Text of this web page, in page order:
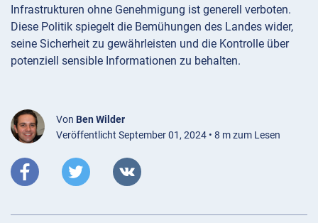
Infrastrukturen ohne Genehmigung ist generell verboten.
Diese Politik spiegelt die Bemühungen des Landes wider,
seine Sicherheit zu gewährleisten und die Kontrolle über
potenziell sensible Informationen zu behalten.
Von Ben Wilder
Veröffentlicht September 01, 2024 • 8 m zum Lesen